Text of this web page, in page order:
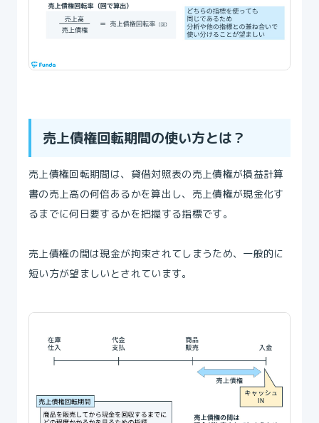
売上債権回転期間の使い方とは？
売上債権回転期間は、貸借対照表の売上債権が損益計算
書の売上高の何倍あるかを算出し、売上債権が現金化す
るまでに何日要するかを把握する指標です。
売上債権の間は現金が拘束されてしまうため、一般的に
短い方が望ましいとされています。